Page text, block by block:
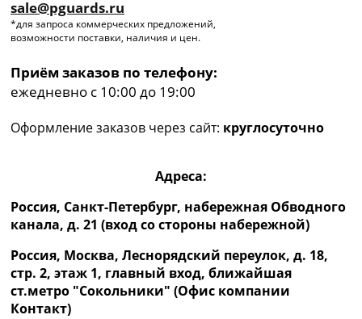
sale@pguards.ru
*для запроса коммерческих предложений,
возможности поставки, наличия и цен.
Приём заказов по телефону:
ежедневно с 10:00 до 19:00
Оформление заказов через сайт: круглосуточно
Адреса:
Россия, Санкт-Петербург, набережная Обводного
канала, д. 21 (вход со стороны набережной)
Россия, Москва, Леснорядский переулок, д. 18,
стр. 2, этаж 1, главный вход, ближайшая
ст.метро "Сокольники" (Офис компании
Контакт)